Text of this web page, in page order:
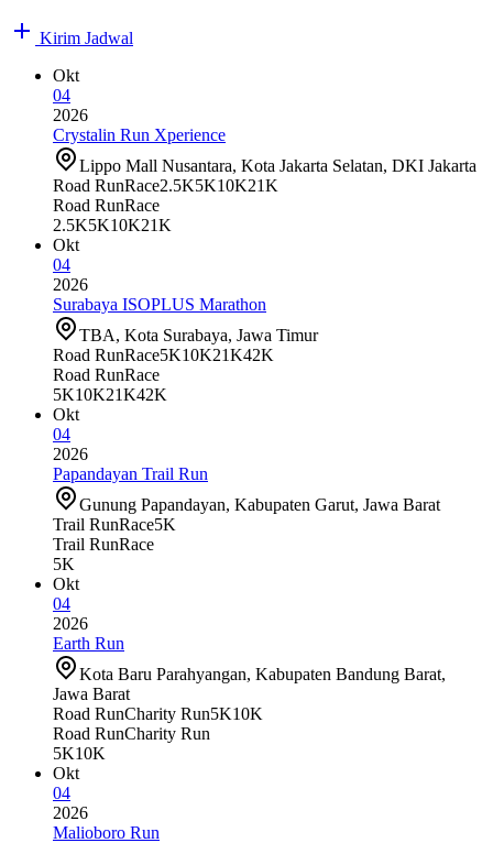
Kirim Jadwal
Okt
04
2026
Crystalin Run Xperience
Lippo Mall Nusantara, Kota Jakarta Selatan, DKI Jakarta
Road RunRace2.5K5K10K21K
Road RunRace
2.5K5K10K21K
Okt
04
2026
Surabaya ISOPLUS Marathon
TBA, Kota Surabaya, Jawa Timur
Road RunRace5K10K21K42K
Road RunRace
5K10K21K42K
Okt
04
2026
Papandayan Trail Run
Gunung Papandayan, Kabupaten Garut, Jawa Barat
Trail RunRace5K
Trail RunRace
5K
Okt
04
2026
Earth Run
Kota Baru Parahyangan, Kabupaten Bandung Barat,
Jawa Barat
Road RunCharity Run5K10K
Road RunCharity Run
5K10K
Okt
04
2026
Malioboro Run